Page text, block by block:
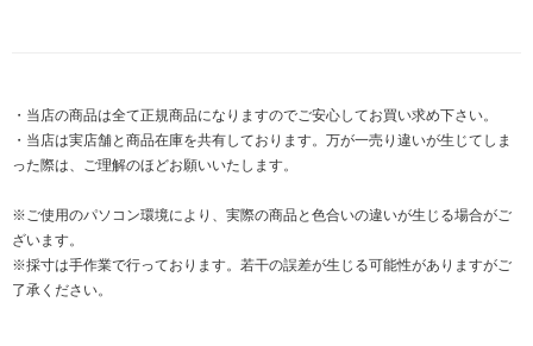
・当店の商品は全て正規商品になりますのでご安心してお買い求め下さい。
・当店は実店舗と商品在庫を共有しております。万が一売り違いが生じてしま
った際は、ご理解のほどお願いいたします。
※ご使用のパソコン環境により、実際の商品と色合いの違いが生じる場合がご
ざいます。
※採寸は手作業で行っております。若干の誤差が生じる可能性がありますがご
了承ください。